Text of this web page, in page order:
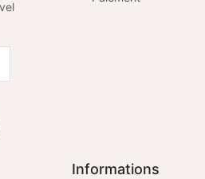
Informations